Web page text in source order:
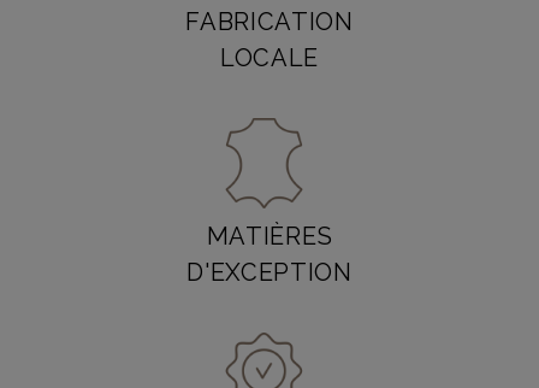
FABRICATION
LOCALE
MATIÈRES
D'EXCEPTION